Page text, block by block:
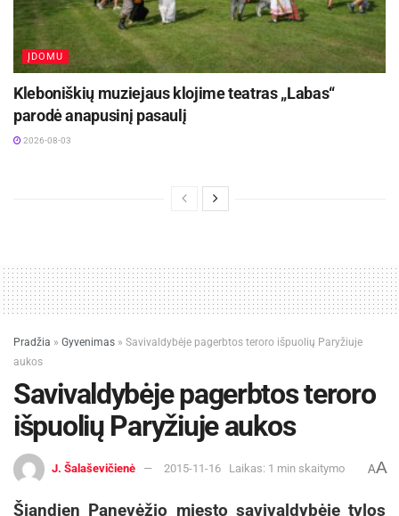
ĮDOMU
Kleboniškių muziejaus klojime teatras „Labas“
parodė anapusinį pasaulį
2026-08-03
Pradžia » Gyvenimas » Savivaldybėje pagerbtos teroro išpuolių Paryžiuje
aukos
Savivaldybėje pagerbtos teroro
išpuolių Paryžiuje aukos
J. Šalaševičienė 2015-11-16 Laikas: 1 min skaitymo AA
Šiandien Panevėžio miesto savivaldybėje tylos